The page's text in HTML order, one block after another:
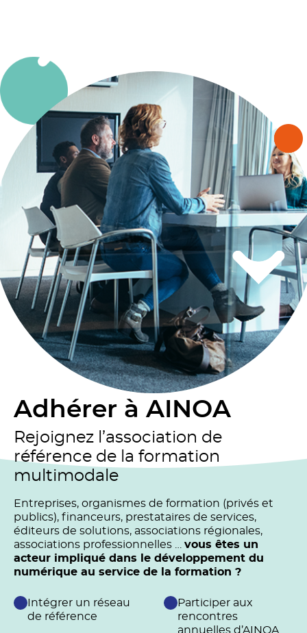
Adhérer à AINOA
Rejoignez l’association de
référence de la formation
multimodale
Entreprises, organismes de formation (privés et
publics), financeurs, prestataires de services,
éditeurs de solutions, associations régionales,
associations professionnelles … vous êtes un
acteur impliqué dans le développement du
numérique au service de la formation ?
Intégrer un réseau
de référence
Participer aux
rencontres
annuelles d’AINOA